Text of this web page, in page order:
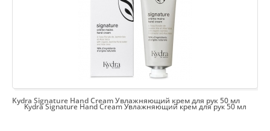
Kydra Signature Hand Cream Увлажняющий крем для рук 50 мл
Kydra Signature Hand Cream Увлажняющий крем для рук 50 мл